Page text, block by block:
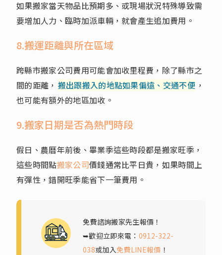
如果搬家當天物品比預期多、或現場狀況特殊導致需
要增加人力、臨時加派車輛，就會產生追加費用。
8.搬運距離與所在區域
跨縣市搬家公司費用可能會加收里程費，除了縣市之
間的距離， 搬出跟搬入的地點如果偏遠、交通不便 ，
也可能有額外的地區加收。
9.搬家日期是否為熱門時段
假日、農曆年前後、畢業季這些時段都是搬家旺季，
這些時間點搬家公司價錢通常比平日貴，如果時間上
有彈性，錯開旺季能省下一筆費用。
免費諮詢搬家先生報價！
➥歡迎立即來電： 0912-322-
038或加入免費LINE報價 ！